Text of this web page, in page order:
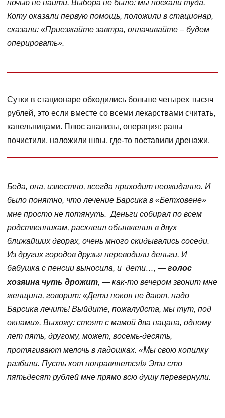
ночью не найти. Выбора не было: мы поехали туда.
Коту оказали первую помощь, положили в стационар,
сказали: «Приезжайте завтра, оплачивайте – будем
оперировать».
Сутки в стационаре обходились больше четырех тысяч
рублей, это если вместе со всеми лекарствами считать,
капельницами. Плюс анализы, операция: раны
почистили, наложили швы, где-то поставили дренажи.
Беда, она, известно, всегда приходит неожиданно. И
было понятно, что лечение Барсика в «Бетховене»
мне просто не потянуть. Деньги собирал по всем
родственникам, расклеил объявления в двух
ближайших дворах, очень много скидывались соседи.
Из других городов друзья переводили деньги. И
бабушка с пенсии выносила, и дети…, — голос
хозяина чуть дрожит, — как-то вечером звонит мне
женщина, говорит: «Дети покоя не дают, надо
Барсика лечить! Выйдите, пожалуйста, мы тут, под
окнами». Выхожу: стоят с мамой два пацана, одному
лет пять, другому, может, восемь-десять,
протягивают мелочь в ладошках. «Мы свою копилку
разбили. Пусть кот поправляется!» Эти сто
пятьдесят рублей мне прямо всю душу перевернули.